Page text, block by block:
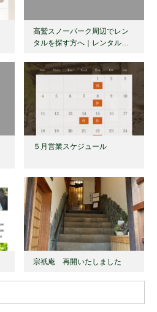
高鷲スノーパーク周辺でレン
タルを探す方へ｜レンタル…
５月営業スケジュール
宗祇庵 再開いたしました